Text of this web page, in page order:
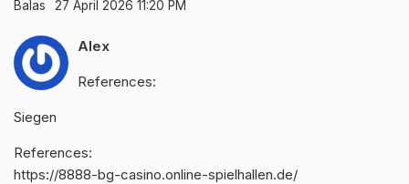
Balas 27 April 2026 11:20 PM
Alex
References:
Siegen
References:
https://8888-bg-casino.online-spielhallen.de/